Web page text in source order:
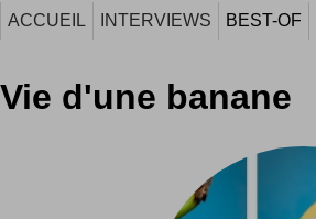
ACCUEIL INTERVIEWS BEST-OF
Vie d'une banane